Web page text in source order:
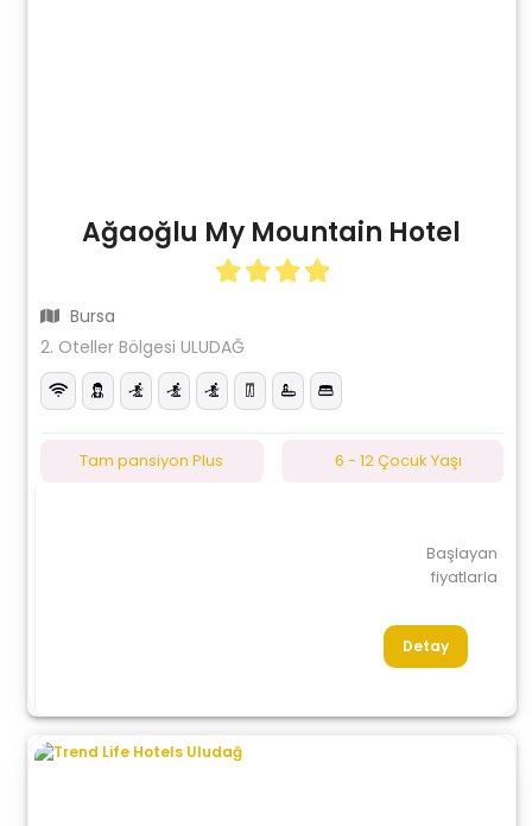
Ağaoğlu My Mountain Hotel
Bursa
2. Oteller Bölgesi ULUDAĞ
Tam pansiyon Plus 6 - 12 Çocuk Yaşı
Başlayan
fiyatlarla
Detay